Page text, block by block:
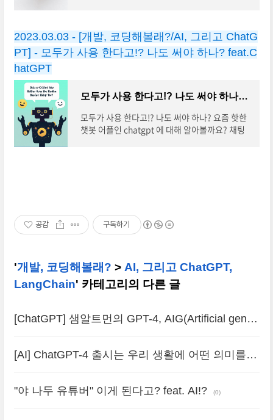
고 할
2023.03.03 - [개발, 코딩해볼래?/AI, 그리고 ChatG
PT] - 모두가 사용 한다고!? 나도 써야 하나? feat.C
hatGPT
모두가 사용 한다고!? 나도 써야 하나? feat.ChatGPT
모두가 사용 한다고!? 나도 써야 하나? 요즘 핫한
챗봇 어플인 chatgpt 에 대해 알아볼까요? 채팅
공감 구독하기
'개발, 코딩해볼래? > AI, 그리고 ChatGPT,
LangChain' 카테고리의 다른 글
[ChatGPT] 샘알트먼의 GPT-4, AIG(Artificial gener
[AI] ChatGPT-4 출시는 우리 생활에 어떤 의미를
"야 나두 유튜버" 이게 된다고? feat. AI!? (0)